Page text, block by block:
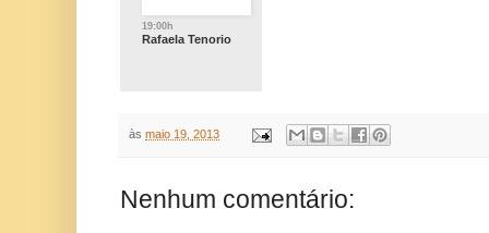
Rafaela Tenorio
19:00h
às maio 19, 2013
Nenhum comentário: